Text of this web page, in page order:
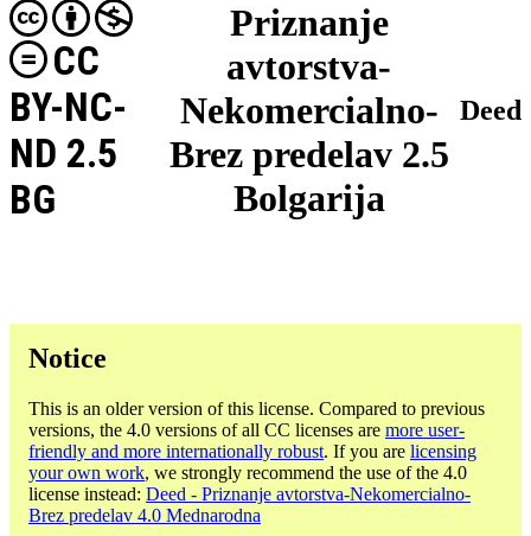
Priznanje
avtorstva-
Nekomercialno-
Brez predelav 2.5
Bolgarija
CC
BY-NC-
ND 2.5
BG
Deed
Notice
This is an older version of this license. Compared to previous
versions, the 4.0 versions of all CC licenses are more user-
friendly and more internationally robust. If you are licensing
your own work, we strongly recommend the use of the 4.0
license instead: Deed - Priznanje avtorstva-Nekomercialno-
Brez predelav 4.0 Mednarodna